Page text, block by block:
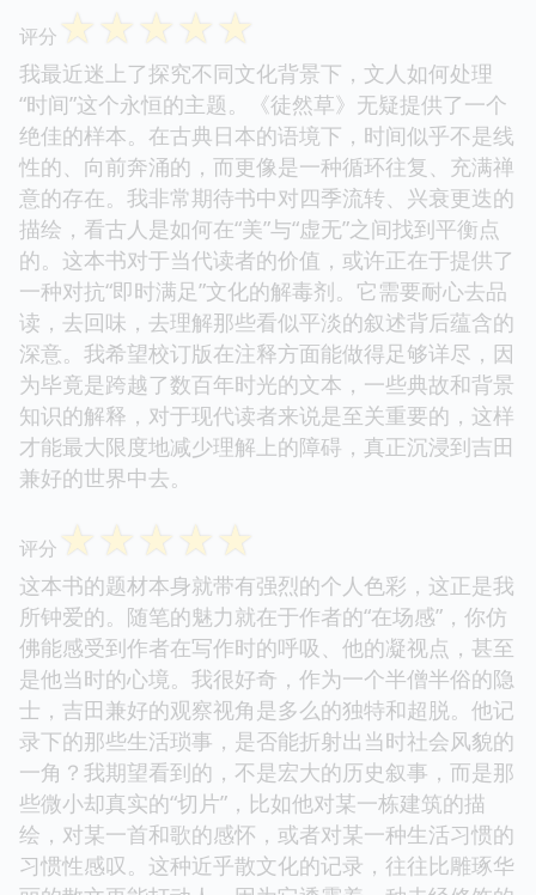
评分 ☆☆☆☆☆
我最近迷上了探究不同文化背景下，文人如何处理
“时间”这个永恒的主题。《徒然草》无疑提供了一个
绝佳的样本。在古典日本的语境下，时间似乎不是线
性的、向前奔涌的，而更像是一种循环往复、充满禅
意的存在。我非常期待书中对四季流转、兴衰更迭的
描绘，看古人是如何在“美”与“虚无”之间找到平衡点
的。这本书对于当代读者的价值，或许正在于提供了
一种对抗“即时满足”文化的解毒剂。它需要耐心去品
读，去回味，去理解那些看似平淡的叙述背后蕴含的
深意。我希望校订版在注释方面能做得足够详尽，因
为毕竟是跨越了数百年时光的文本，一些典故和背景
知识的解释，对于现代读者来说是至关重要的，这样
才能最大限度地减少理解上的障碍，真正沉浸到吉田
兼好的世界中去。
评分 ☆☆☆☆☆
这本书的题材本身就带有强烈的个人色彩，这正是我
所钟爱的。随笔的魅力就在于作者的“在场感”，你仿
佛能感受到作者在写作时的呼吸、他的凝视点，甚至
是他当时的心境。我很好奇，作为一个半僧半俗的隐
士，吉田兼好的观察视角是多么的独特和超脱。他记
录下的那些生活琐事，是否能折射出当时社会风貌的
一角？我期望看到的，不是宏大的历史叙事，而是那
些微小却真实的“切片”，比如他对某一栋建筑的描
绘，对某一首和歌的感怀，或者对某一种生活习惯的
习惯性感叹。这种近乎散文化的记录，往往比雕琢华